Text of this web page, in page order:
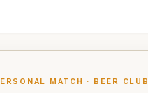
MATCH · BEER CLUB